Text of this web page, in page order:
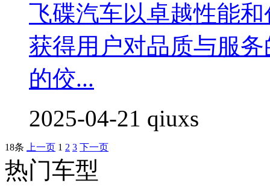
飞碟汽车以卓越性能
获得用户对品质与服
的佼...
2025-04-21 qiuxs
18条 上一页 1 2 3 下一页
热门车型